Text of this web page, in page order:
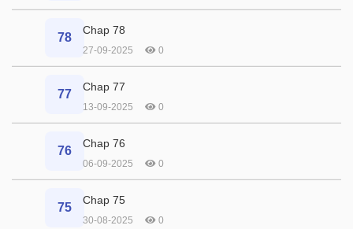
78
Chap 78
27-09-2025 0
77
Chap 77
13-09-2025 0
76
Chap 76
06-09-2025 0
75
Chap 75
30-08-2025 0